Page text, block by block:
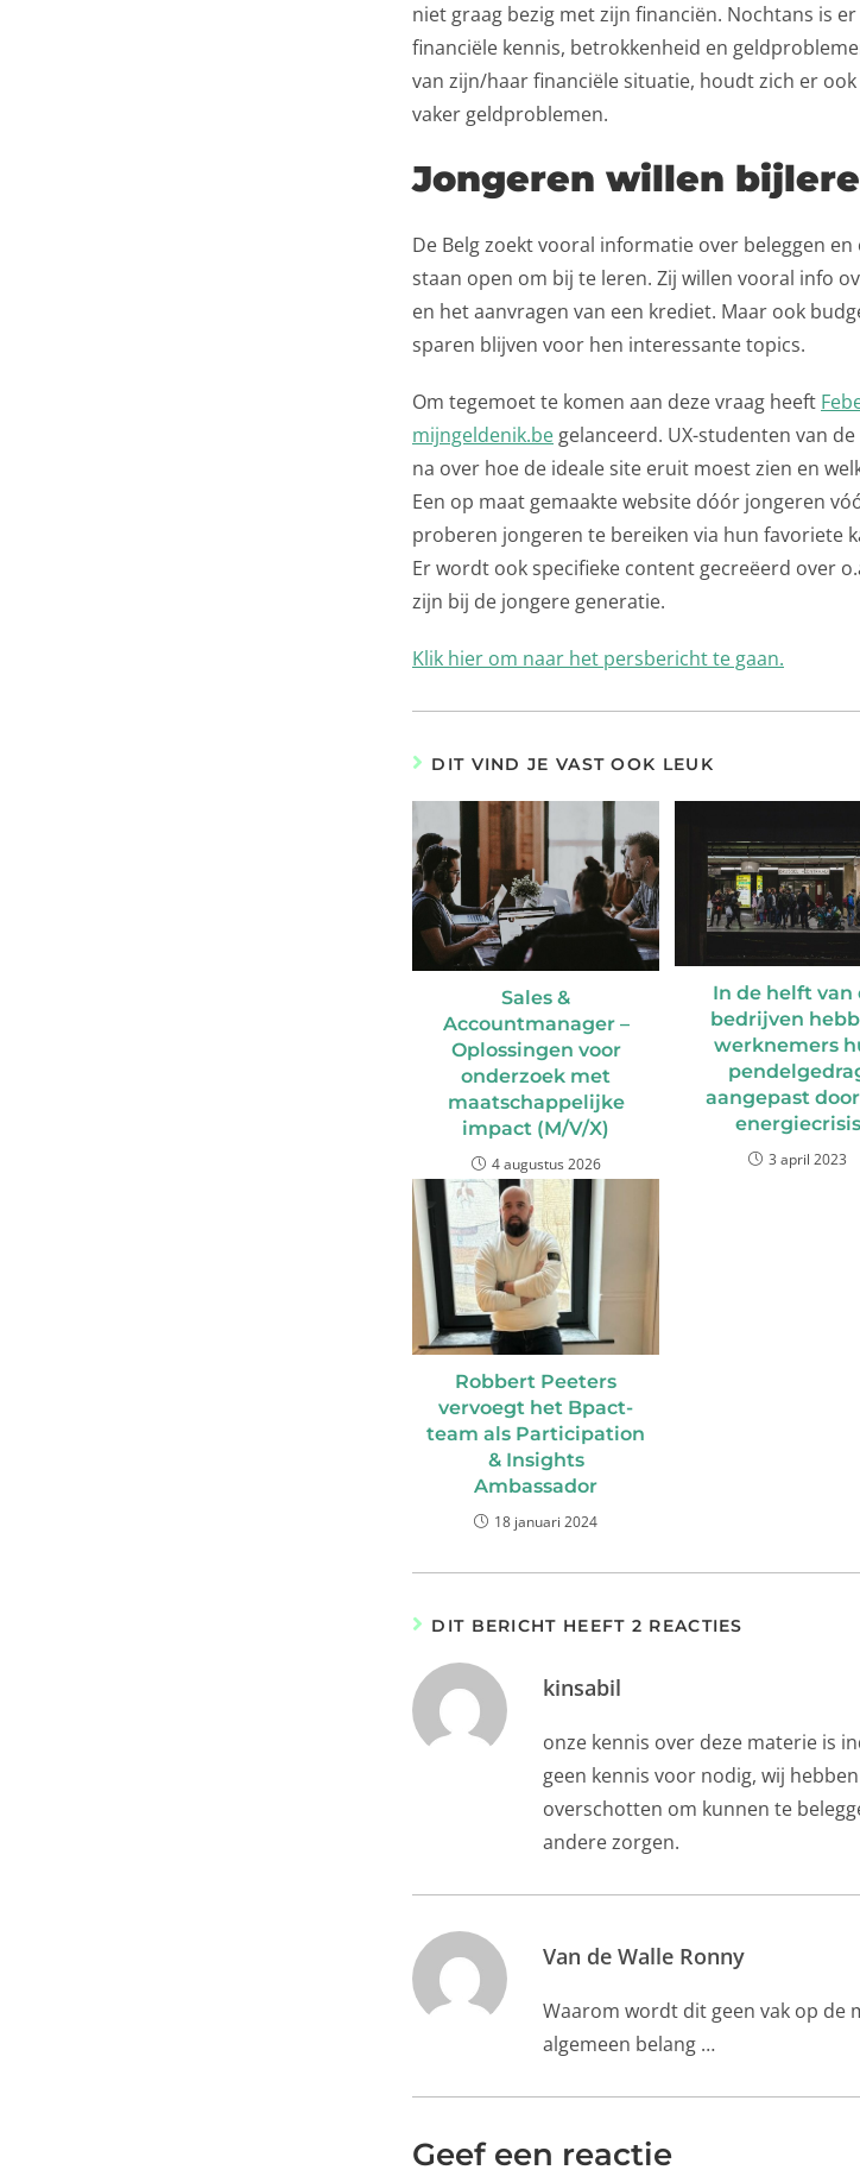
niet graag bezig met zijn financiën. Nochtans is
financiële kennis, betrokkenheid en
van zijn/haar financiële situatie, houdt zich er
vaker geldproblemen.
Jongeren willen
De Belg zoekt vooral informatie over beleggen
staan open om bij te leren. Zij willen vooral info
en het aanvragen van een krediet. Maar ook
sparen blijven voor hen interessante topics.
Om tegemoet te komen aan deze vraag heeft
mijngeldenik.be gelanceerd. UX-studenten van
na over hoe de ideale site eruit moest zien en
Een op maat gemaakte website dóór jongeren
proberen jongeren te bereiken via hun favoriete
Er wordt ook specifieke content gecreëerd over
zijn bij de jongere generatie.
Klik hier om naar het persbericht te gaan.
DIT VIND JE VAST OOK LEUK
Sales &
Accountmanager –
Oplossingen voor
onderzoek met
maatschappelijke
impact (M/V/X)
4 augustus 2026
In de helft van
bedrijven
werknemers
aangepast
energiecrisis
3 april 2023
Robbert Peeters
vervoegt het Bpact-
team als Participation
& Insights
Ambassador
18 januari 2024
DIT BERICHT HEEFT 2 REACTIES
kinsabil
onze kennis over deze materie is
geen kennis voor nodig, wij
overschotten om kunnen te
andere zorgen.
Van de Walle Ronny
Waarom wordt dit geen vak op de
algemeen belang …
Geef een reactie